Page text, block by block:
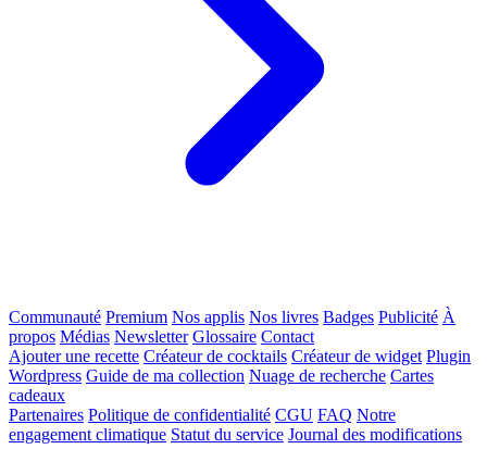
Communauté Premium Nos applis Nos livres Badges Publicité À
propos Médias Newsletter Glossaire Contact
Ajouter une recette Créateur de cocktails Créateur de widget Plugin
Wordpress Guide de ma collection Nuage de recherche Cartes
cadeaux
Partenaires Politique de confidentialité CGU FAQ Notre
engagement climatique Statut du service Journal des modifications